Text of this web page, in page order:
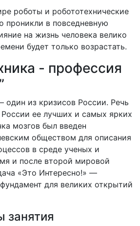
роботы и робототехнические
проникли в повседневную
на жизнь человека велико
будет только возрастать.
- профессия
один из кризисов России. Речь
России ее лучших и самых ярких
мозгов был введен
обществом для описания
в среде ученых и
и после второй мировой
«Это Интересно!» —
для великих открытий
занятия